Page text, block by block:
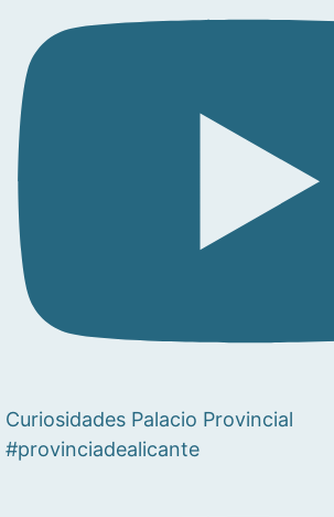
Curiosidades Palacio Provincial
#provinciadealicante